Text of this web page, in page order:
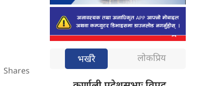
Shares
भर्खरै लोकप्रिय